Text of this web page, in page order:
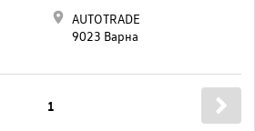
AUTOTRADE
9023 Варна
1